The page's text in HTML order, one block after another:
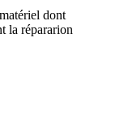
dont
la répararion